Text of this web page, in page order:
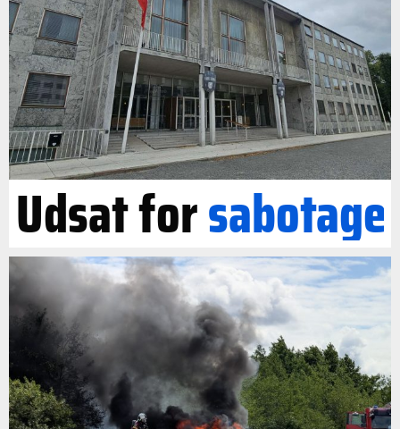
Udsat forsabotage